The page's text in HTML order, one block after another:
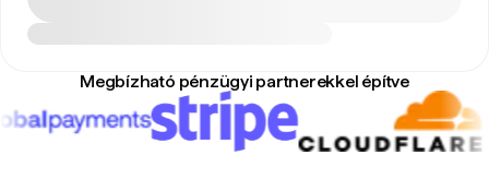
Megbízható pénzügyi partnerekkel építve